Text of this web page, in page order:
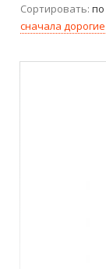
Сортировать: по
сначала дорогие